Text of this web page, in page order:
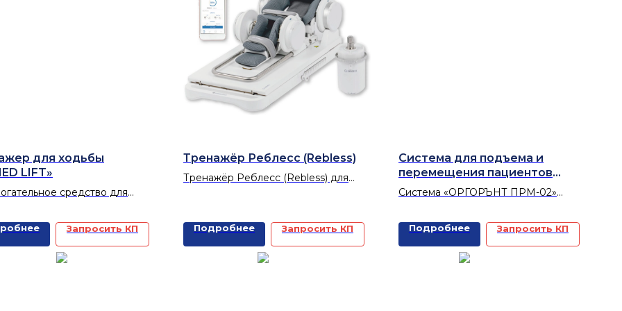
для ходьбы
LIFT»
средство для
опоры при
Запросить КП
Тренажёр Реблесс (Rebless)
Тренажёр Реблесс (Rebless) для
голеностопного суставов, а также
для пассивных/активных
циклических движений локтевого и
лучезапястного суставов при
Подробнее Запросить КП
Система для подъема и
перемещения пациентов
рельсовая (потолочная,
настенная) медицинская
Система «ОРГОРЪНТ ПРМ-02»
безопасности и поддержки
пациента при ходьбе, для
повышения мобильности и
поддержания равновесия.
Подробнее Запросить КП